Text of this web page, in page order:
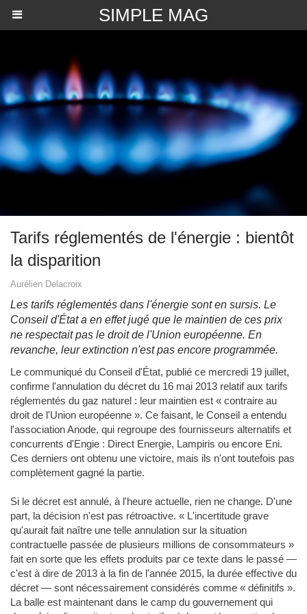
SIMPLE MAG
Tarifs réglementés de l'énergie : bientôt
la disparition
Aurélien Delacroix
Les tarifs réglementés dans l'énergie sont en sursis. Le
Conseil d'État a en effet jugé que le maintien de ces prix
ne respectait pas le droit de l'Union européenne. En
revanche, leur extinction n'est pas encore programmée.
Le communiqué du Conseil d'État, publié ce mercredi 19 juillet,
confirme l'annulation du décret du 16 mai 2013 relatif aux tarifs
réglementés du gaz naturel : leur maintien est « contraire au
droit de l'Union européenne ». Ce faisant, le Conseil a entendu
l'association Anode, qui regroupe des fournisseurs alternatifs et
concurrents d'Engie : Direct Energie, Lampiris ou encore Eni.
Ces derniers ont obtenu une victoire, mais ils n'ont toutefois pas
complètement gagné la partie.
Si le décret est annulé, à l'heure actuelle, rien ne change. D'une
part, la décision n'est pas rétroactive. « L'incertitude grave
qu'aurait fait naître une telle annulation sur la situation
contractuelle passée de plusieurs millions de consommateurs »
fait en sorte que les effets produits par ce texte dans le passé —
c'est à dire de 2013 à la fin de l'année 2015, la durée effective du
décret — sont nécessairement considérés comme « définitifs ».
La balle est maintenant dans le camp du gouvernement qui